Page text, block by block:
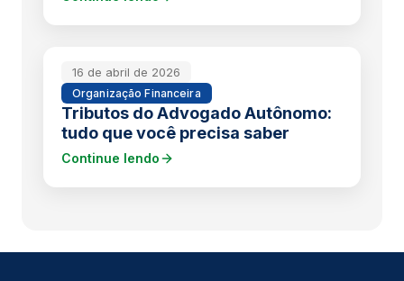
16 de abril de 2026
Organização Financeira
Tributos do Advogado Autônomo:
tudo que você precisa saber
Continue lendo